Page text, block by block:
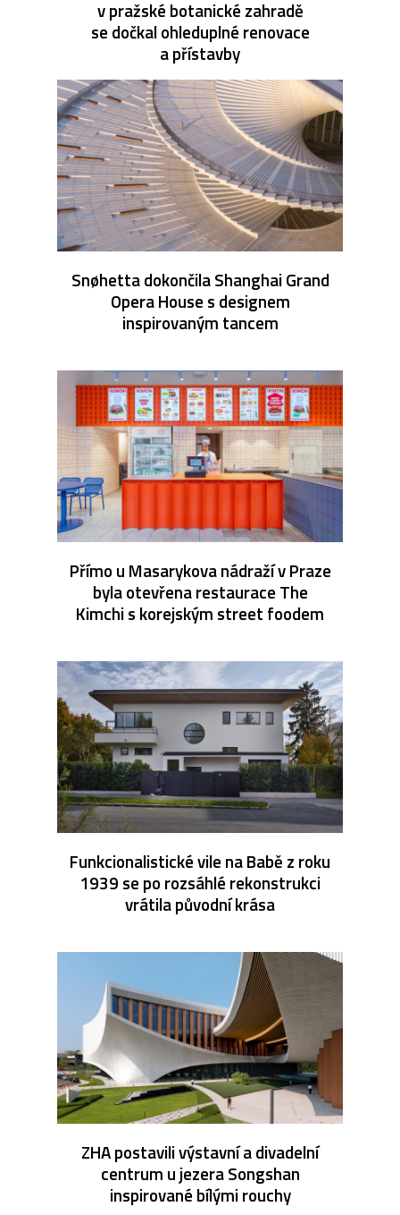
v pražské botanické zahradě
se dočkal ohleduplné renovace
a přístavby
Snøhetta dokončila Shanghai Grand
Opera House s designem
inspirovaným tancem
Přímo u Masarykova nádraží v Praze
byla otevřena restaurace The
Kimchi s korejským street foodem
Funkcionalistické vile na Babě z roku
1939 se po rozsáhlé rekonstrukci
vrátila původní krása
ZHA postavili výstavní a divadelní
centrum u jezera Songshan
inspirované bílými rouchy